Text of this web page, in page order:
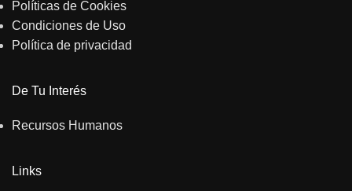
Políticas de Cookies
Condiciones de Uso
Política de privacidad
De Tu Interés
Recursos Humanos
Links